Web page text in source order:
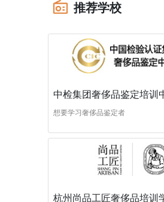
推荐学校
中检集团奢侈品鉴定培训
想要学习奢侈品鉴定者
杭州尚品工匠奢侈品培训